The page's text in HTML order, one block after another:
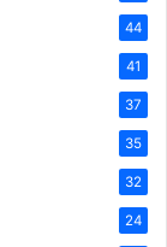
44
41
37
35
32
24